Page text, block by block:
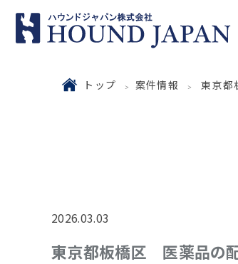
トップ 案件情報 東京
2026.03.03
東京都板橋区 医薬品の